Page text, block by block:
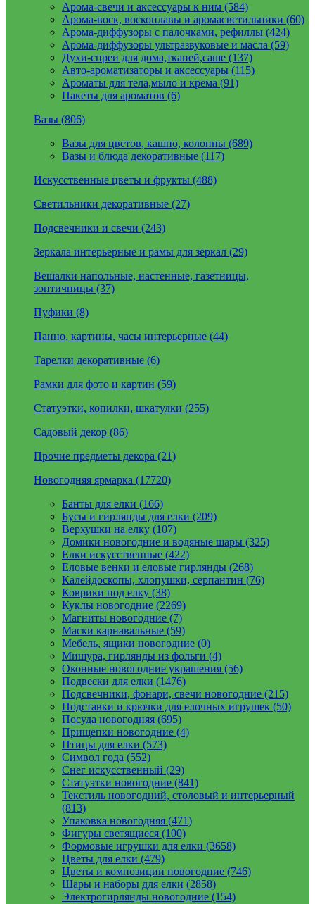
Арома-свечи и аксессуары к ним (584)
Арома-воск, воскоплавы и аромасветильники (60)
Арома-диффузоры с палочками, рефиллы (424)
Арома-диффузоры ультразвуковые и масла (59)
Духи-спреи для дома,тканей,саше (137)
Авто-ароматизаторы и аксессуары (115)
Ароматы для тела,мыло и крема (91)
Пакеты для ароматов (6)
Вазы (806)
Вазы для цветов, кашпо, колонны (689)
Вазы и блюда декоративные (117)
Искусственные цветы и фрукты (488)
Светильники декоративные (27)
Подсвечники и свечи (243)
Зеркала интерьерные и рамы для зеркал (29)
Вешалки напольные, настенные, газетницы,
зонтичницы (37)
Пуфики (8)
Панно, картины, часы интерьерные (44)
Тарелки декоративные (6)
Рамки для фото и картин (59)
Статуэтки, копилки, шкатулки (255)
Садовый декор (86)
Прочие предметы декора (21)
Новогодняя ярмарка (17720)
Банты для елки (166)
Бусы и гирлянды для елки (209)
Верхушки на елку (107)
Домики новогодние и водяные шары (325)
Елки искусственные (422)
Еловые венки и еловые гирлянды (268)
Калейдоскопы, хлопушки, серпантин (76)
Коврики под елку (38)
Куклы новогодние (2269)
Магниты новогодние (7)
Маски карнавальные (59)
Мебель, ящики новогодние (0)
Мишура, гирлянды из фольги (4)
Оконные новогодние украшения (56)
Подвески для елки (1476)
Подсвечники, фонари, свечи новогодние (215)
Подставки и крючки для елочных игрушек (50)
Посуда новогодняя (695)
Прищепки новогодние (4)
Птицы для елки (573)
Символ года (552)
Снег искусственный (29)
Статуэтки новогодние (841)
Текстиль новогодний, столовый и интерьерный
(813)
Упаковка новогодняя (471)
Фигуры светящиеся (100)
Формовые игрушки для елки (3658)
Цветы для елки (479)
Цветы и композиции новогодние (746)
Шары и наборы для елки (2858)
Электрогирлянды новогодние (154)